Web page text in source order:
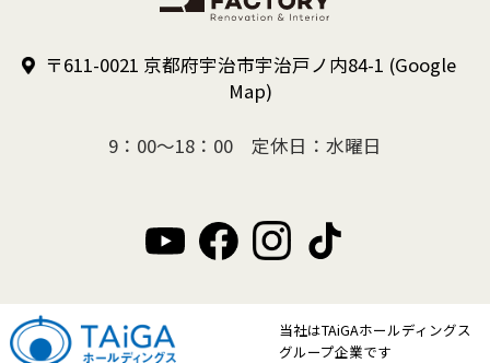
〒611-0021 京都府宇治市宇治戸ノ内84-1 (Google
Map)
9：00～18：00 定休日：水曜日
当社はTAiGAホールディングス
グループ企業です